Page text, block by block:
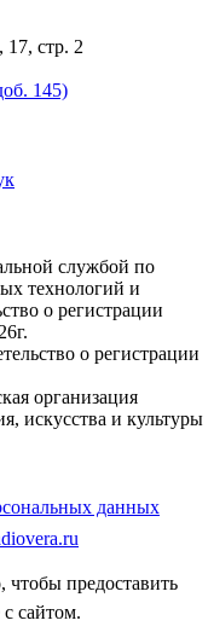
17, стр. 2
145)
службой по
технологий и
о регистрации
о регистрации
организация
искусства и культуры
данных
предоставить
сайтом.